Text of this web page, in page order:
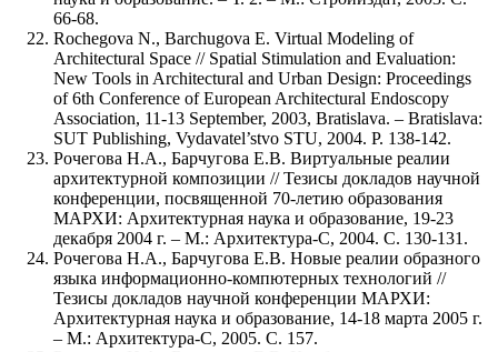
66-68.
Rochegova N., Barchugova Е. Virtual Modeling of
Architectural Space // Spatial Stimulation and Evaluation:
New Tools in Architectural and Urban Design: Proceedings
of 6th Conference of European Architectural Endoscopy
Association, 11-13 September, 2003, Bratislava. – Bratislava:
SUT Publishing, Vydavatel’stvo STU, 2004. P. 138-142.
Рочегова Н.А., Барчугова Е.В. Виртуальные реалии
архитектурной композиции // Тезисы докладов научной
конференции, посвященной 70-летию образования
МАРХИ: Архитектурная наука и образование, 19-23
декабря 2004 г. – М.: Архитектура-С, 2004. С. 130-131.
Рочегова Н.А., Барчугова Е.В. Новые реалии образного
языка информационно-компютерных технологий //
Тезисы докладов научной конференции МАРХИ:
Архитектурная наука и образование, 14-18 марта 2005 г.
– М.: Архитектура-С, 2005. С. 157.